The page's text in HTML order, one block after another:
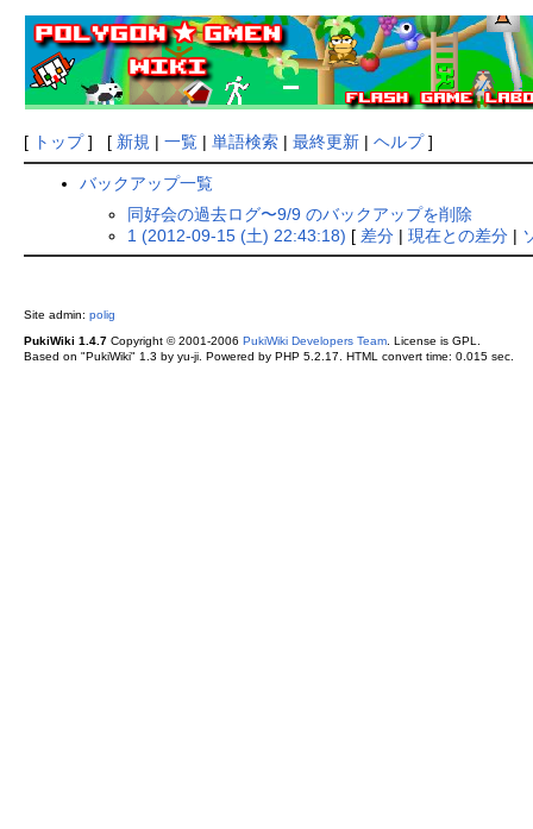
[ トップ] [ 新規 | 一覧| 単語検索| 最終更新| ヘルプ]
バックアップ一覧
同好会の過去ログ〜9/9 のバックアップを削除
1 (2012-09-15 (土) 22:43:18) [ 差分| 現在との差分|
Site admin: polig
PukiWiki 1.4.7Copyright © 2001-2006 PukiWiki Developers Team. License is GPL.
Based on "PukiWiki" 1.3 by yu-ji. Powered by PHP 5.2.17. HTML convert time: 0.015 sec.